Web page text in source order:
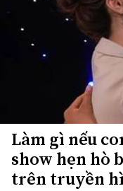
Làm gì nếu
show hẹn hò
trên truyền